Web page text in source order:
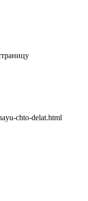
chto-delat.html